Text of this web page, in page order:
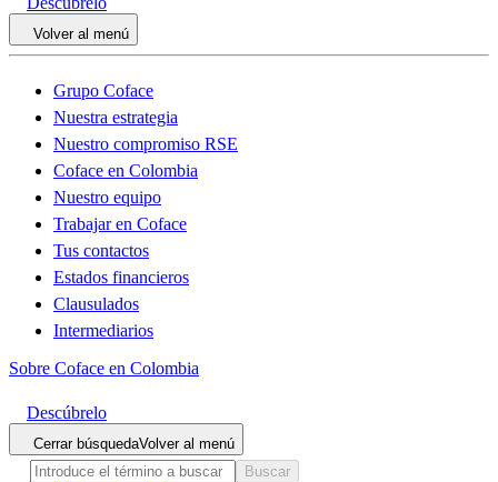
Volver al menú
Grupo Coface
Nuestra estrategia
Nuestro compromiso RSE
Coface en Colombia
Nuestro equipo
Trabajar en Coface
Tus contactos
Estados financieros
Clausulados
Intermediarios
Sobre Coface en Colombia
Descúbrelo
Cerrar búsquedaVolver al menú
Buscar